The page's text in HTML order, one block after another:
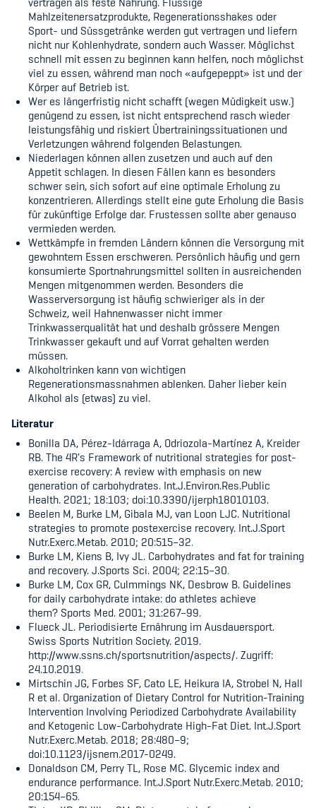
Mahlzeitenersatzprodukte, Regenerationsshakes oder
Sport- und Süssgetränke werden gut vertragen und liefern
nicht nur Kohlenhydrate, sondern auch Wasser. Möglichst
schnell mit essen zu beginnen kann helfen, noch möglichst
viel zu essen, während man noch «aufgepeppt» ist und der
Körper auf Betrieb ist.
Wer es längerfristig nicht schafft (wegen Müdigkeit usw.)
genügend zu essen, ist nicht entsprechend rasch wieder
leistungsfähig und riskiert Übertrainingssituationen und
Verletzungen während folgenden Belastungen.
Niederlagen können allen zusetzen und auch auf den
Appetit schlagen. In diesen Fällen kann es besonders
schwer sein, sich sofort auf eine optimale Erholung zu
konzentrieren. Allerdings stellt eine gute Erholung die Basis
für zukünftige Erfolge dar. Frustessen sollte aber genauso
vermieden werden.
Wettkämpfe in fremden Ländern können die Versorgung mit
gewohntem Essen erschweren. Persönlich häufig und gern
konsumierte Sportnahrungsmittel sollten in ausreichenden
Mengen mitgenommen werden. Besonders die
Wasserversorgung ist häufig schwieriger als in der
Schweiz, weil Hahnenwasser nicht immer
Trinkwasserqualität hat und deshalb grössere Mengen
Trinkwasser gekauft und auf Vorrat gehalten werden
müssen.
Alkoholtrinken kann von wichtigen
Regenerationsmassnahmen ablenken. Daher lieber kein
Alkohol als (etwas) zu viel.
Literatur
Bonilla DA, Pérez-Idárraga A, Odriozola-Martínez A, Kreider
RB.The 4R's Framework of nutritional strategies for post-
exercise recovery: A review with emphasis on new
generation of carbohydrates. Int.J.Environ.Res.Public
Health. 2021; 18:103; doi:10.3390/ijerph18010103.
Beelen M, Burke LM, Gibala MJ, van Loon LJC. Nutritional
strategies to promote postexercise recovery. Int.J.Sport
Nutr.Exerc.Metab. 2010; 20:515–32.
Burke LM, Kiens B, Ivy JL. Carbohydrates and fat for training
and recovery. J.Sports Sci. 2004; 22:15–30.
Burke LM, Cox GR, Culmmings NK, Desbrow B. Guidelines
for daily carbohydrate intake: do athletes achieve
them? Sports Med. 2001; 31:267–99.
Flueck JL. Periodisierte Ernährung im Ausdauersport.
Swiss Sports Nutrition Society. 2019.
http://www.ssns.ch/sportsnutrition/aspects/. Zugriff:
24.10.2019.
Mirtschin JG, Forbes SF, Cato LE, Heikura IA, Strobel N, Hall
R et al. Organization of Dietary Control for Nutrition-Training
Intervention Involving Periodized Carbohydrate Availability
and Ketogenic Low-Carbohydrate High-Fat Diet. Int.J.Sport
Nutr.Exerc.Metab. 2018; 28:480–9;
doi:10.1123/ijsnem.2017-0249.
Donaldson CM, Perry TL, Rose MC. Glycemic index and
endurance performance. Int.J.Sport Nutr.Exerc.Metab. 2010;
20:154–65.